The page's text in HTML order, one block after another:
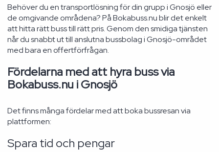
Behöver du en transportlösning för din grupp i Gnosjö eller
de omgivande områdena? På Bokabuss.nu blir det enkelt
att hitta rätt buss till rätt pris. Genom den smidiga tjänsten
når du snabbt ut till anslutna bussbolag i Gnosjö-området
med bara en offertförfrågan.
Fördelarna med att hyra buss via
Bokabuss.nu i Gnosjö
Det finns många fördelar med att boka bussresan via
plattformen:
Spara tid och pengar